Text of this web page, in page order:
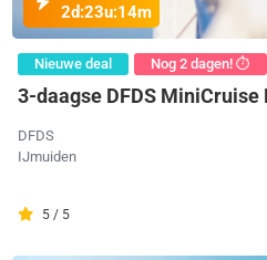
2d:23u:14m
Nieuwe deal Nog 2 dagen! ⏱️
3-daagse DFDS
DFDS
IJmuiden
5 / 5